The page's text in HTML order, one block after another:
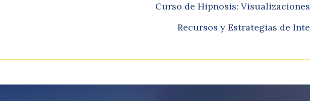
Curso de Hipnosis:
Recursos y Estrategias de